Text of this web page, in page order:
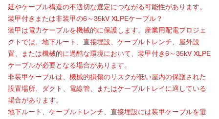
延やケーブル構造の不適切な選定につながる可能性があります。
装甲付きまたは非装甲の6～35kV XLPEケーブル ？
装甲は電力ケーブルを機械的に保護します。産業用配電プロジェ
クトでは、地下ルート、直接埋設、ケーブルトレンチ、屋外設
置、または機械的に過酷な環境において、装甲付き6～35kV XLPE
ケーブルが必要となる場合があります。
非装甲ケーブルは、機械的損傷のリスクが低い屋内の保護された
設置場所、ダクト、電線管、またはケーブルトレイに適している
場合があります。
地下ルート、ケーブルトレンチ、直接埋設には装甲ケーブルを選